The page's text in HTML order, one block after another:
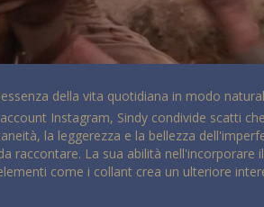
della vita quotidiana in modo
Instagram, Sindy condivide scatti
la leggerezza e la bellezza
raccontare. La sua abilità
come i collant crea un ulteriore